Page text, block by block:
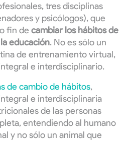
tres disciplinas
y psicólogos), que
fin de cambiar los hábitos de
educación. No es sólo un
de entrenamiento virtual,
e interdisciplinario.
de cambio de hábitos,
e interdisciplinaria
de las personas
entendiendo al humano
y no sólo un animal que